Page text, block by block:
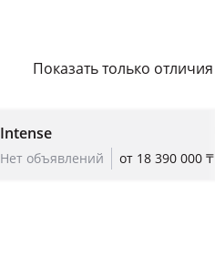
Intense
от 18 390 000 ₸
Нет объявлений
Показать только отличия